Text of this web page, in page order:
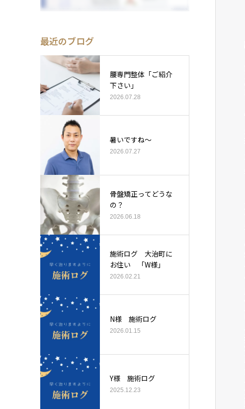
最近のブログ
腰専門整体「ご紹介
下さい」
2026.07.28
暑いですね〜
2026.07.27
骨盤矯正ってどうな
の？
2026.06.18
施術ログ 大治町に
お住い 「W様」
2026.02.21
N様 施術ログ
2026.01.15
Y様 施術ログ
2025.12.23